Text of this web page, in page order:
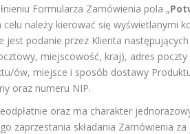
Formularza Zamówienia pola „
należy kierować się wyświetlanymi
podanie przez Klienta
miejscowość, kraj), adres
ów, miejsce i sposób dostawy
oraz numeru NIP.
oraz ma charakter
zaprzestania składania Zamówienia